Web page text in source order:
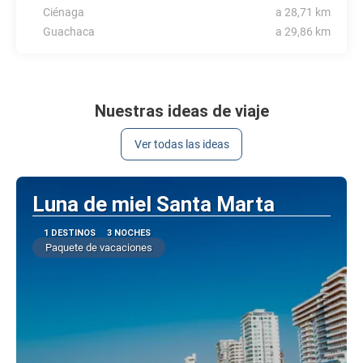
Ciénaga
a 28,71 km
Guachaca
a 29,86 km
Nuestras ideas de viaje
Ver todas las ideas
Luna de miel Santa Marta
1 DESTINOS 3 NOCHES
Paquete de vacaciones